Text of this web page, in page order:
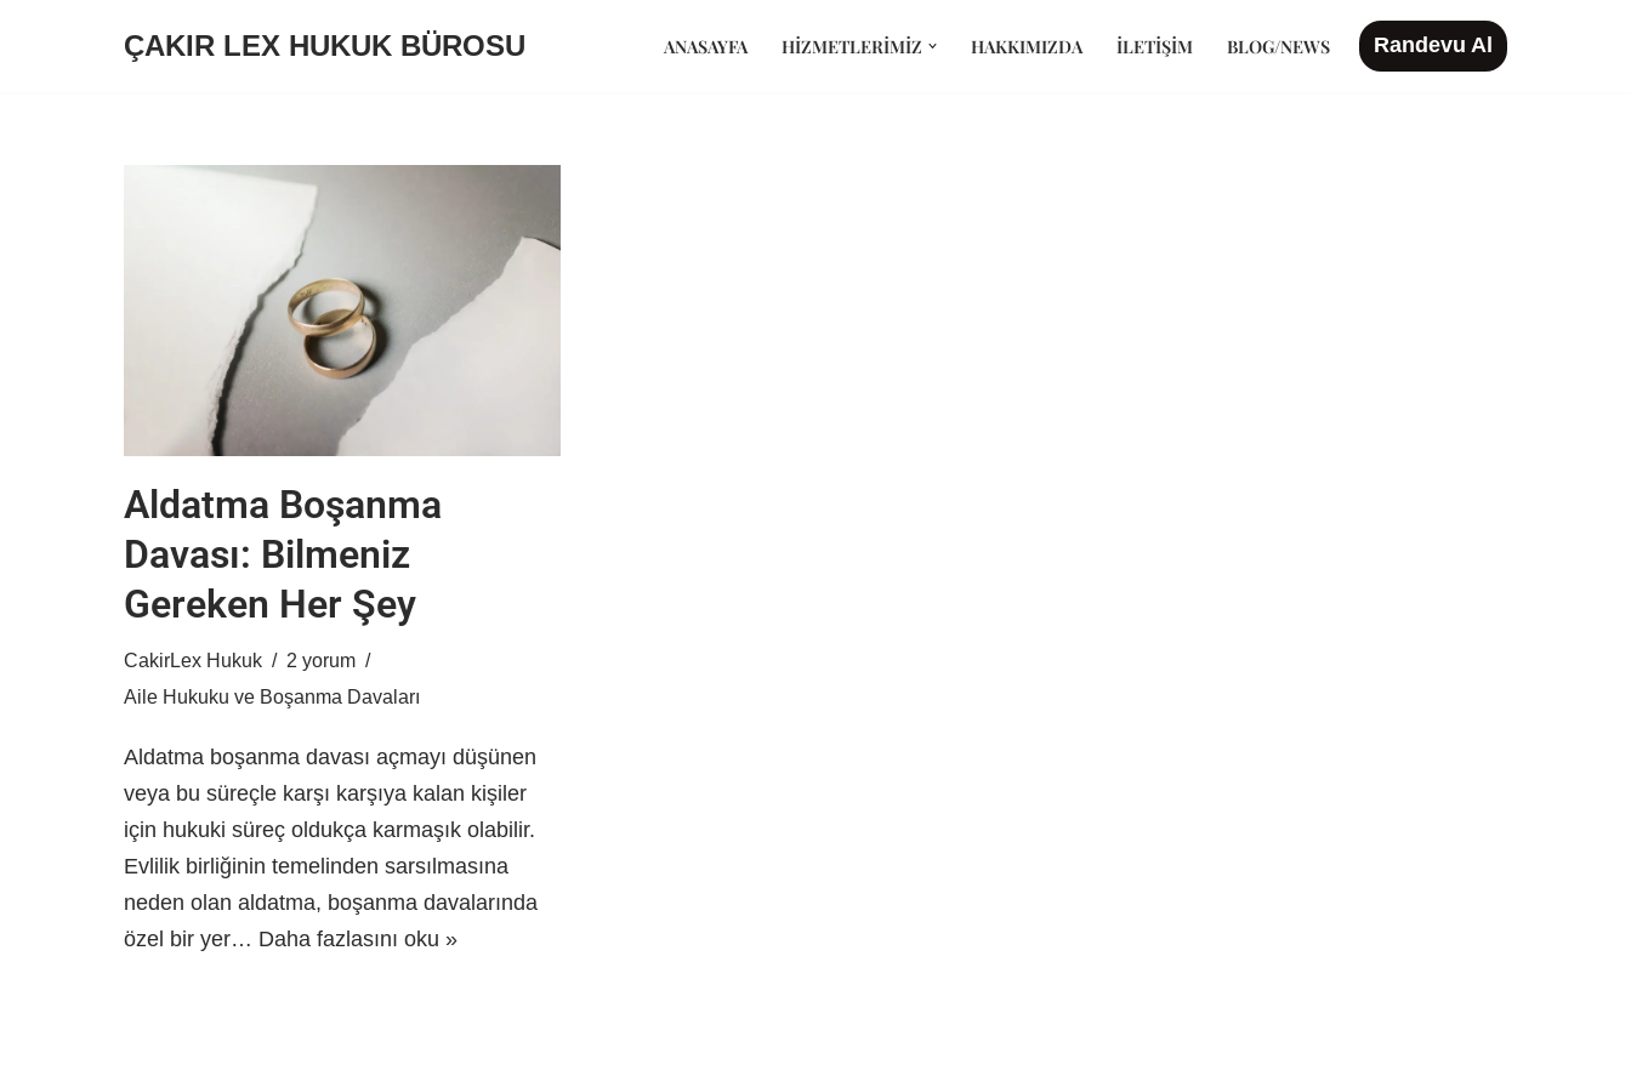
ÇAKIR LEX HUKUK BÜROSU ANASAYFA HIZMETLERIMIZ HAKKIMIZDA İLETIŞIM BLOG/NEWS Randevu Al
Aldatma Boşanma
Davası: Bilmeniz
Gereken Her Şey
CakirLex Hukuk
2 yorum
Aile Hukuku ve Boşanma Davaları
Aldatma boşanma davası açmayı düşünen
veya bu süreçle karşı karşıya kalan kişiler
için hukuki süreç oldukça karmaşık olabilir.
Evlilik birliğinin temelinden sarsılmasına
neden olan aldatma, boşanma davalarında
özel bir yer… Daha fazlasını oku »